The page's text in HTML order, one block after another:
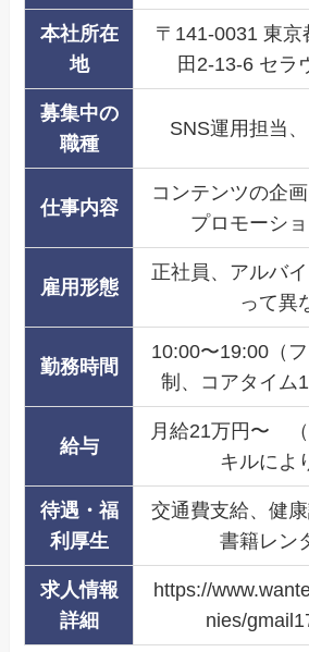
本社所在
地
〒141-0031 東京
田2-13-6 セラ
募集中の
職種
SNS運用担当
仕事内容
コンテンツの企
プロモーシ
雇用形態
正社員、アルバ
って異
勤務時間
10:00〜19:00（
制、コアタイム
給与
月給21万円〜
キルによ
待遇・福
利厚生
交通費支給、健
書籍レ
求人情報
詳細
https://
nies/